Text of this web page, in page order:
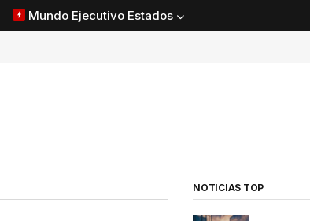
Mundo Ejecutivo Estados
NOTICIAS TOP